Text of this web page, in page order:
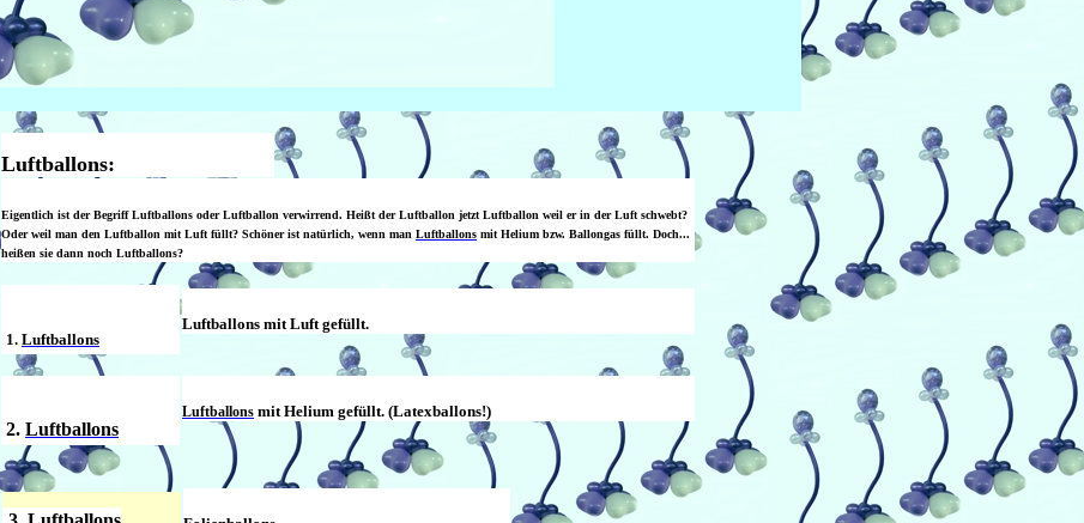
Luftballons:
Eigentlich ist der BegriffLuftballons oderLuftballon verwirrend. Heißt der Luftballon jetzt Luftballon weil er in der Luft schwebt?
Oder weil man den Luftballon mit Luft füllt? Schöner ist natürlich, wenn man Luftballons mit Helium bzw. Ballongas füllt. Doch...
heißen sie dann noch Luftballons?
1. Luftballons
Luftballons mit Luft gefüllt.
2. Luftballons
Luftballons mit Helium gefüllt. (Latexballons!)